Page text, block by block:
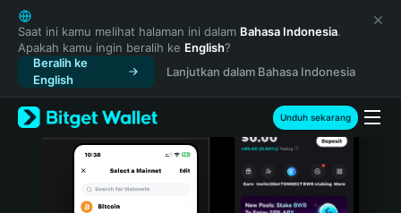
English
日本語
Tiếng Việt
Русский
Español (Latinoamérica)
Türkçe
Italiano
Saat ini kamu melihat halaman ini dalam Bahasa Indonesia.
Apakah kamu ingin beralih ke English?
Beralih ke
English
Lanjutkan dalam Bahasa Indonesia
Unduh sekarang